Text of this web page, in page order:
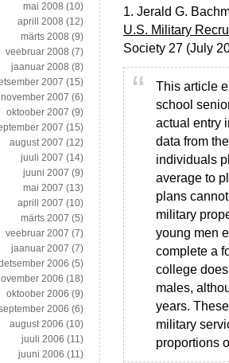
1. Jerald G.
U.S. Military
Society 27 (July
This article
school
actual entry
data from
individuals
average to
plans
military
young men
complete a
college
males,
years.
military
proportions
mai 2008 (10)
aprill 2008 (12)
märts 2008 (9)
veebruar 2008 (7)
jaanuar 2008 (8)
2007 (15)
november 2007 (6)
oktoober 2007 (9)
2007 (15)
august 2007 (12)
juuli 2007 (14)
juuni 2007 (9)
mai 2007 (13)
aprill 2007 (10)
märts 2007 (5)
veebruar 2007 (7)
jaanuar 2007 (7)
2006 (5)
2006 (18)
oktoober 2006 (9)
2006 (6)
august 2006 (10)
juuli 2006 (11)
juuni 2006 (11)